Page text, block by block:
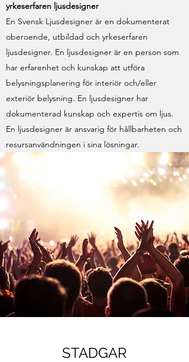
yrkeserfaren ljusdesigner
En Svensk Ljusdesigner är en dokumenterat
oberoende, utbildad och yrkeserfaren
ljusdesigner. En ljusdesigner är en person som
har erfarenhet och kunskap att utföra
belysningsplanering för interiör och/eller
exteriör belysning. En ljusdesigner har
dokumenterad kunskap och expertis om ljus.
En ljusdesigner är ansvarig för hållbarheten och
resursanvändningen i sina lösningar.
STADGAR